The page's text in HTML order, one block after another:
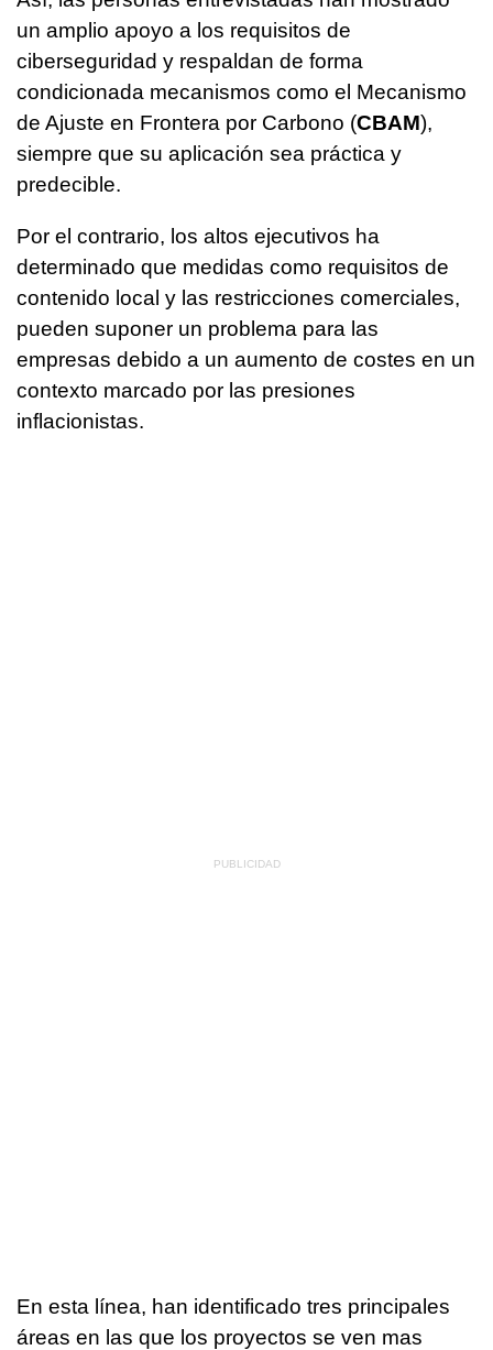
un amplio apoyo a los requisitos de
ciberseguridad y respaldan de forma
condicionada mecanismos como el Mecanismo
de Ajuste en Frontera por Carbono (CBAM),
siempre que su aplicación sea práctica y
predecible.
Por el contrario, los altos ejecutivos ha
determinado que medidas como requisitos de
contenido local y las restricciones comerciales,
pueden suponer un problema para las
empresas debido a un aumento de costes en un
contexto marcado por las presiones
inflacionistas.
En esta línea, han identificado tres principales
áreas en las que los proyectos se ven mas